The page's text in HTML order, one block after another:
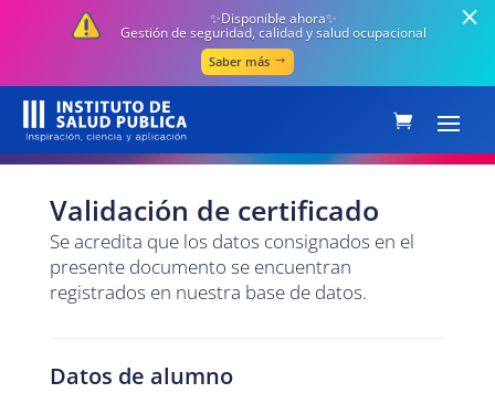
✨Disponible ahora✨
Gestión de seguridad, calidad y salud ocupacional
Saber más
Validación de certificado
Se acredita que los datos consignados en el
presente documento se encuentran
registrados en nuestra base de datos.
Datos de alumno